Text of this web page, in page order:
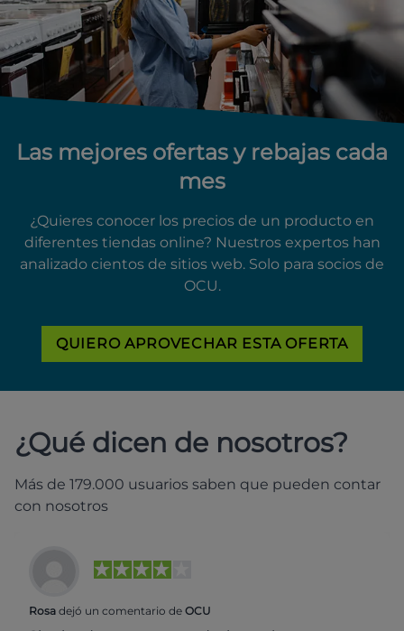
Las mejores ofertas y rebajas cada
mes
¿Quieres conocer los precios de un producto en
diferentes tiendas online? Nuestros expertos han
analizado cientos de sitios web. Solo para socios de
OCU.
QUIERO APROVECHAR ESTA OFERTA
¿Qué dicen de nosotros?
Más de 179.000 usuarios saben que pueden contar
con nosotros
Rosa dejó un comentario de OCU